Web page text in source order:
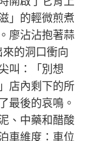
」的輕微煎煮
廖沾沾抱著蒜
的洞口衝向
叫：「別想
店內剩下的所
最後的哀鳴。
、中藥和醋酸
車維度：車位